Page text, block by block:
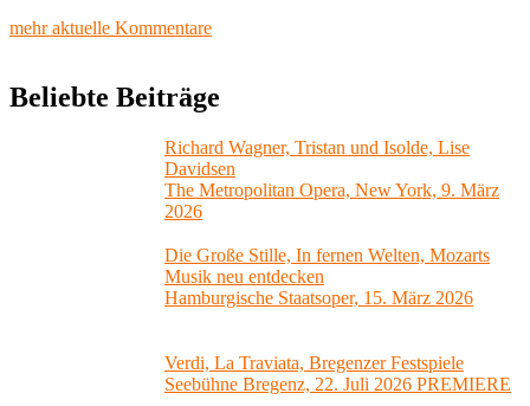
mehr aktuelle Kommentare
Beliebte Beiträge
Richard Wagner, Tristan und Isolde, Lise
Davidsen
The Metropolitan Opera, New York, 9. März
2026
Die Große Stille, In fernen Welten, Mozarts
Musik neu entdecken
Hamburgische Staatsoper, 15. März 2026
Verdi, La Traviata, Bregenzer Festspiele
Seebühne Bregenz, 22. Juli 2026 PREMIERE